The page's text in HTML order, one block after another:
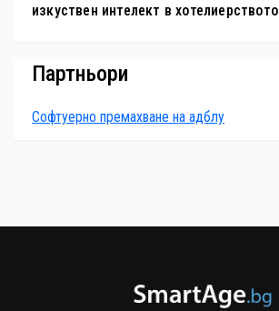
изкуствен интелект в хотелиерството
Партньори
Софтуерно премахване на адблу